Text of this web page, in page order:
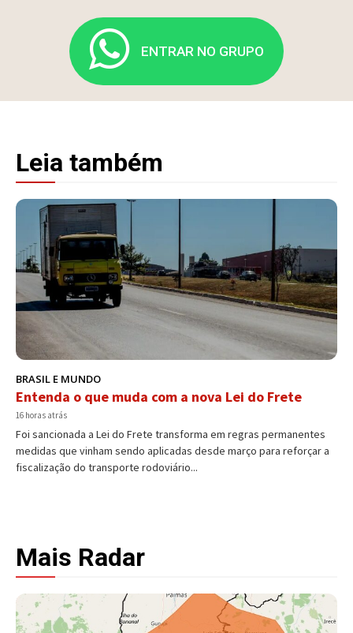
ENTRAR NO GRUPO
Leia também
BRASIL E MUNDO
Entenda o que muda com a nova Lei do Frete
16 horas atrás
Foi sancionada a Lei do Frete transforma em regras permanentes
medidas que vinham sendo aplicadas desde março para reforçar a
fiscalização do transporte rodoviário...
Mais Radar